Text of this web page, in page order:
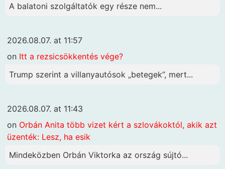
A balatoni szolgáltatók egy része nem...
2026.08.07. at 11:57
on Itt a rezsicsökkentés vége?
Trump szerint a villanyautósok „betegek”, mert...
2026.08.07. at 11:43
on Orbán Anita több vizet kért a szlovákoktól, akik azt
üzenték: Lesz, ha esik
Mindeközben Orbán Viktorka az ország sújtó...